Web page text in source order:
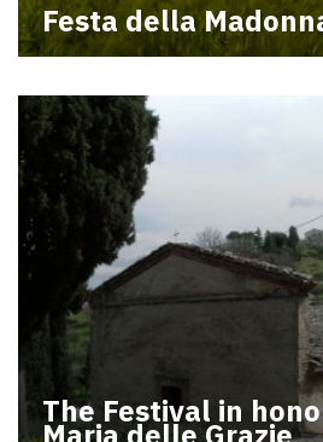
Festa della
The Festival in
Maria delle Grazie